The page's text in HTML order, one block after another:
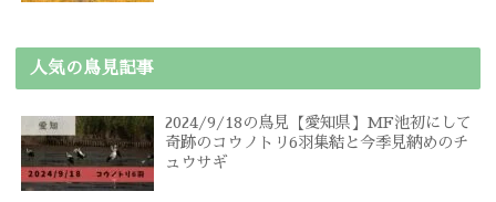
人気の鳥見記事
2024/9/18の鳥見【愛知県】MF池初にして
奇跡のコウノトリ6羽集結と今季見納めのチ
ュウサギ